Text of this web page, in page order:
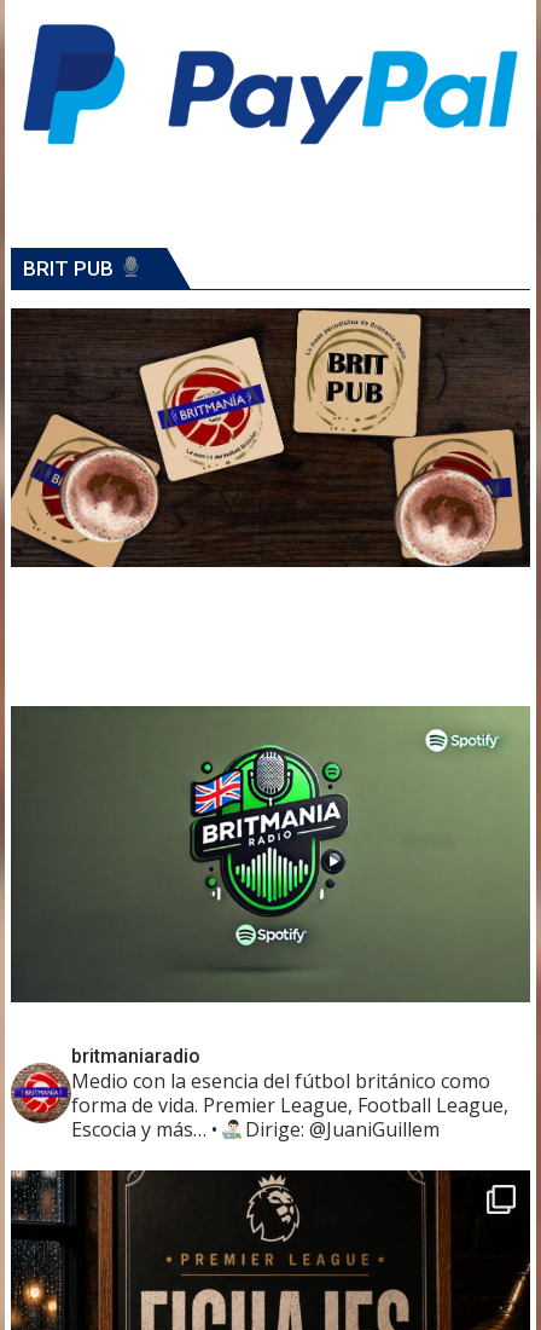
BRIT PUB
britmaniaradio
Medio con la esencia del fútbol británico como
forma de vida. Premier League, Football League,
Escocia y más… • Dirige: @JuaniGuillem